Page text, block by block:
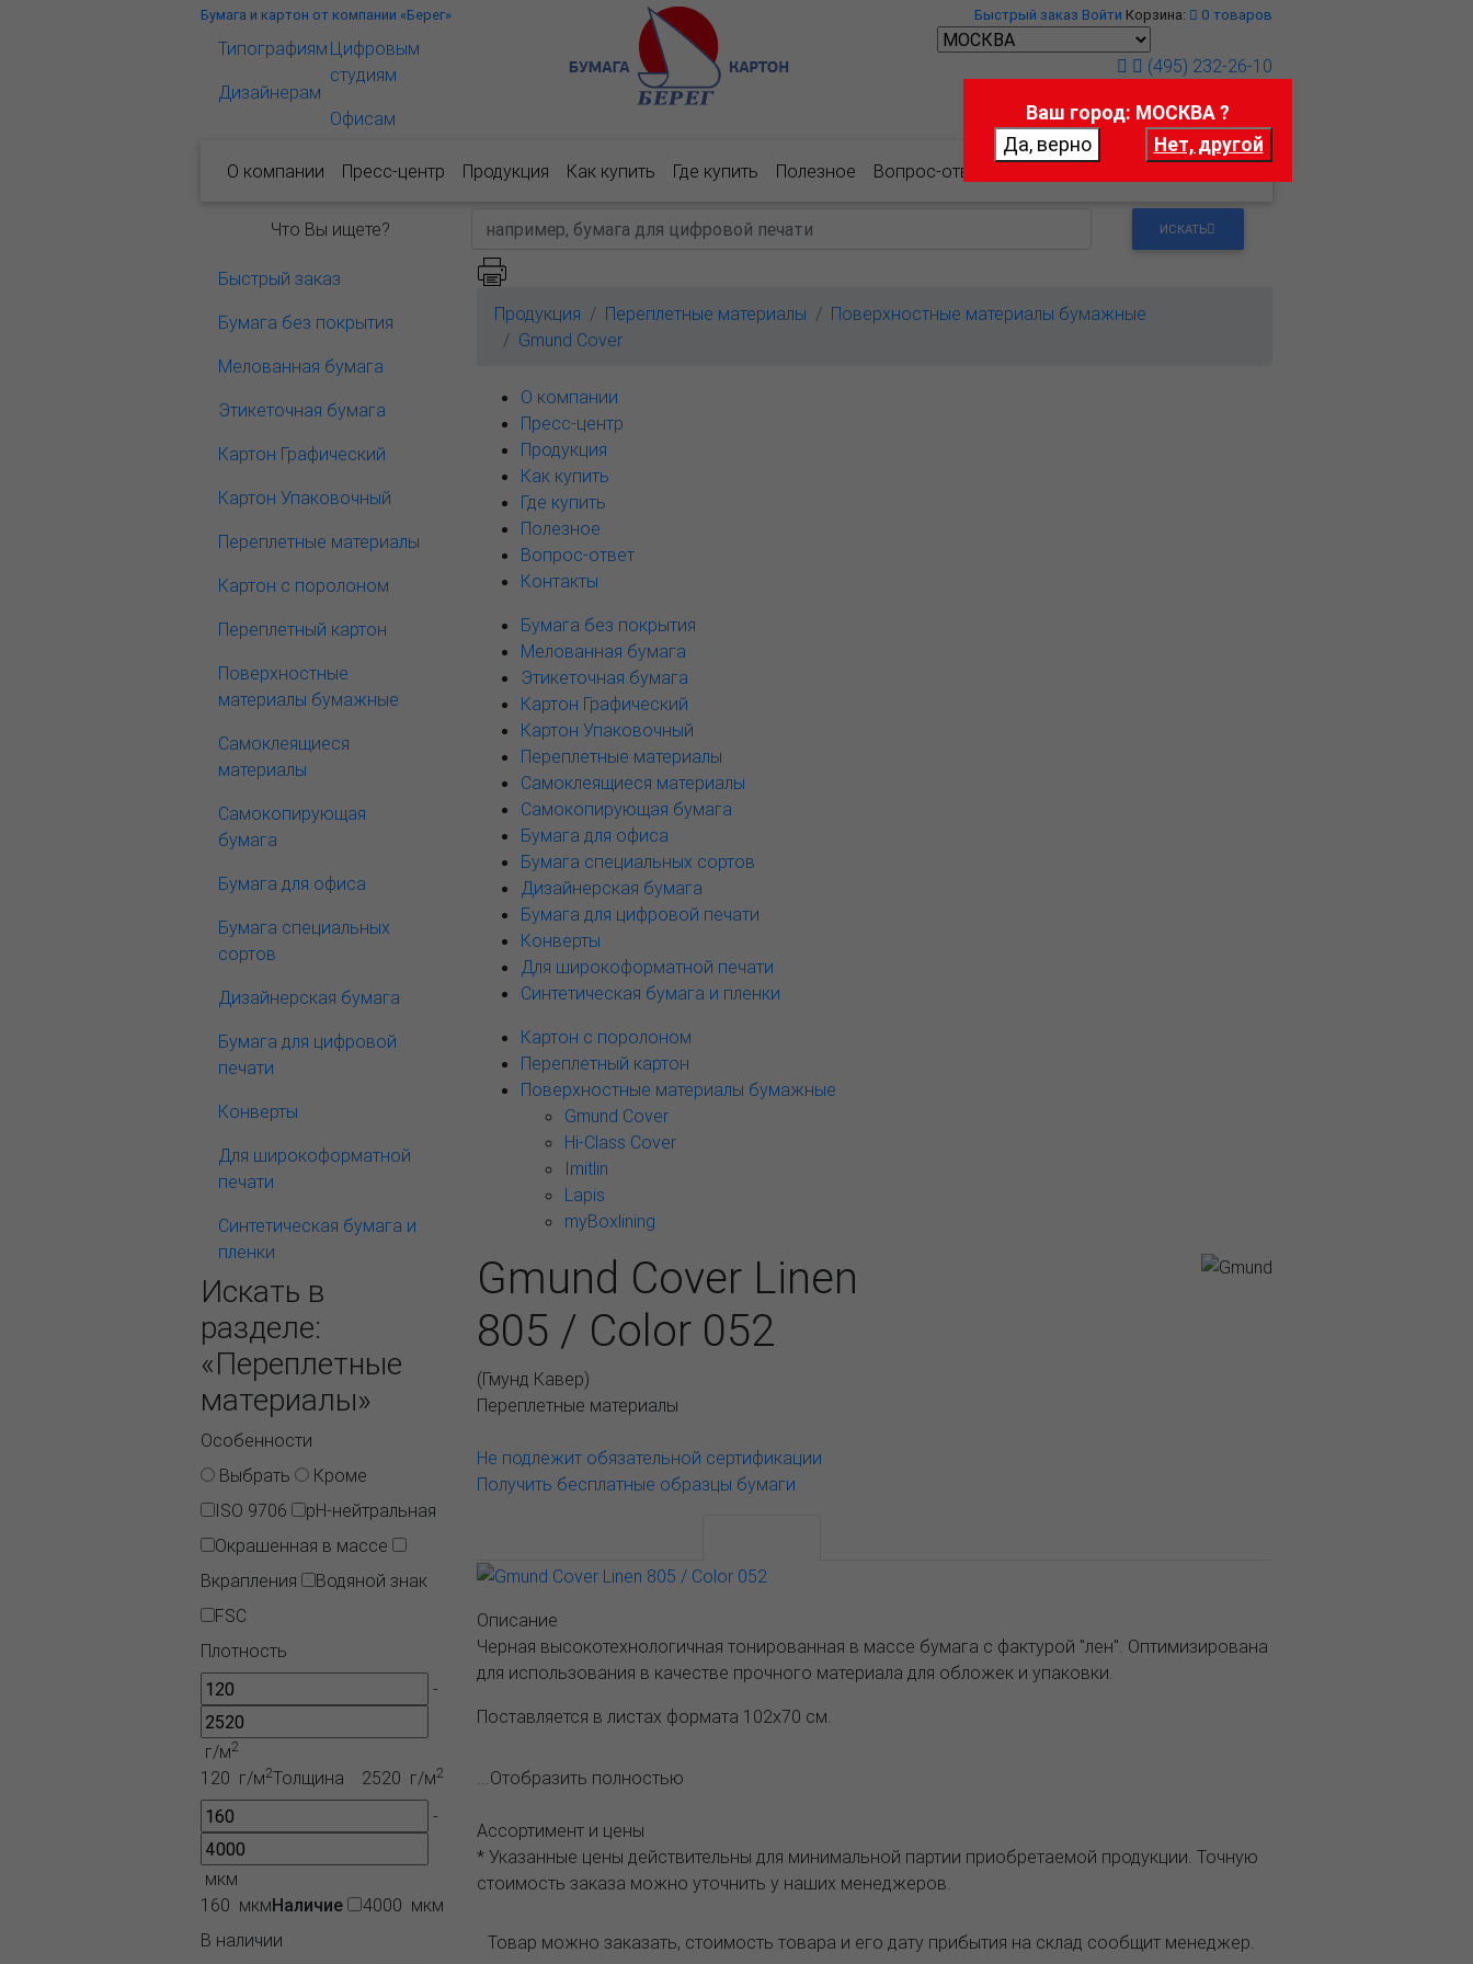
Бумага и картон от компании «Берег»
Типографиям
Дизайнерам
Цифровым
студиям
Офисам
Быстрый заказ Войти Корзина: 0 товаров
(495) 232-26-10
О компании Пресс-центр Продукция Как купить Где купить Полезное Вопрос-ответ
Что Вы ищете? ИСКАТЬ
Быстрый заказ
Бумага без покрытия
Мелованная бумага
Этикеточная бумага
Картон Графический
Картон Упаковочный
Переплетные материалы
Картон с поролоном
Переплетный картон
Поверхностные
материалы бумажные
Самоклеящиеся
материалы
Самокопирующая
бумага
Бумага для офиса
Бумага специальных
сортов
Дизайнерская бумага
Бумага для цифровой
печати
Конверты
Для широкоформатной
печати
Синтетическая бумага и
пленки
Искать в
разделе:
«Переплетные
материалы»
Особенности
Выбрать
Кроме
ISO 9706
pH-нейтральная
Окрашенная в массе
Вкрапления
Водяной знак
FSC
Плотность
-
г/м2
2520 г/м2
120 г/м2Толщина
-
мкм
4000 мкм
160 мкмНаличие
В наличии
Продукция Переплетные материалы
Поверхностные материалы бумажные
Gmund Cover
О компании
Пресс-центр
Продукция
Как купить
Где купить
Полезное
Вопрос-ответ
Контакты
Бумага без покрытия
Мелованная бумага
Этикеточная бумага
Картон Графический
Картон Упаковочный
Переплетные материалы
Самоклеящиеся материалы
Самокопирующая бумага
Бумага для офиса
Бумага специальных сортов
Дизайнерская бумага
Бумага для цифровой печати
Конверты
Для широкоформатной печати
Синтетическая бумага и пленки
Картон с поролоном
Переплетный картон
Поверхностные материалы бумажные
Gmund Cover
Hi-Class Cover
Imitlin
Lapis
myBoxlining
Gmund Cover Linen
805 / Color 052
(Гмунд Кавер)
Переплетные материалы
Не подлежит обязательной сертификации
Получить бесплатные образцы бумаги
Описание
Черная высокотехнологичная тонированная в массе бумага c фактурой "лен". Оптимизирована
для использования в качестве прочного материала для обложек и упаковки.
Поставляется в листах формата 102х70 см.
...Отобразить полностью
Ассортимент и цены
* Указанные цены действительны для минимальной партии приобретаемой продукции. Точную
стоимость заказа можно уточнить у наших менеджеров.
Товар можно заказать, стоимость товара и его дату прибытия на склад сообщит менеджер.
Ваш город: МОСКВА ?